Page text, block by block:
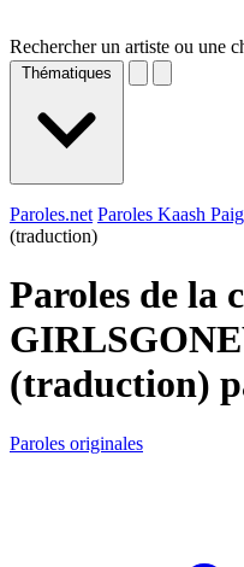
Rechercher un artiste ou une
Thématiques
Paroles.net Paroles Kaash
(traduction)
Paroles de la
(traduction)
Paroles originales